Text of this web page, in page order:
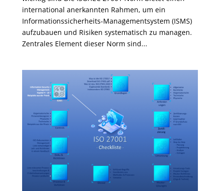
international anerkannten Rahmen, um ein
Informationssicherheits-Managementsystem (ISMS)
aufzubauen und Risiken systematisch zu managen.
Zentrales Element dieser Norm sind...